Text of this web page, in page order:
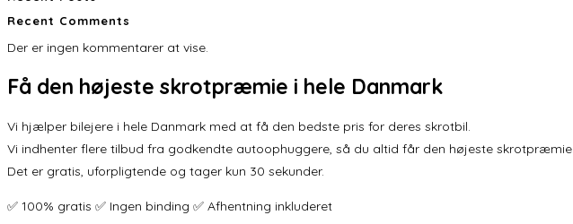
Recent Comments
Der er ingen kommentarer at vise.
Få den højeste skrotpræmie i hele Danmark
Vi hjælper bilejere i hele Danmark med at få den bedste pris for deres skrotbil.
Vi indhenter flere tilbud fra godkendte autoophuggere, så du altid får den højeste skrotpræmie.
Det er gratis, uforpligtende og tager kun 30 sekunder.
✅ 100% gratis ✅ Ingen binding ✅ Afhentning inkluderet